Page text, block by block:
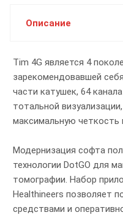
Описание
Tim 4G является 4
зарекомендовавшей
части катушек, 64
тотальной
максимальную четкость
Модернизация софта
технологии DotGO для
томографии. Набор
Healthineers позволяет
средствами и